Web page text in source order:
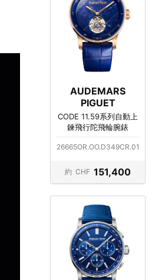
AUDEMARS
PIGUET
CODE 11.59系列自動上
鍊飛行陀飛輪腕錶
26665OR.OO.D349CR.01
約 CHF 151,400